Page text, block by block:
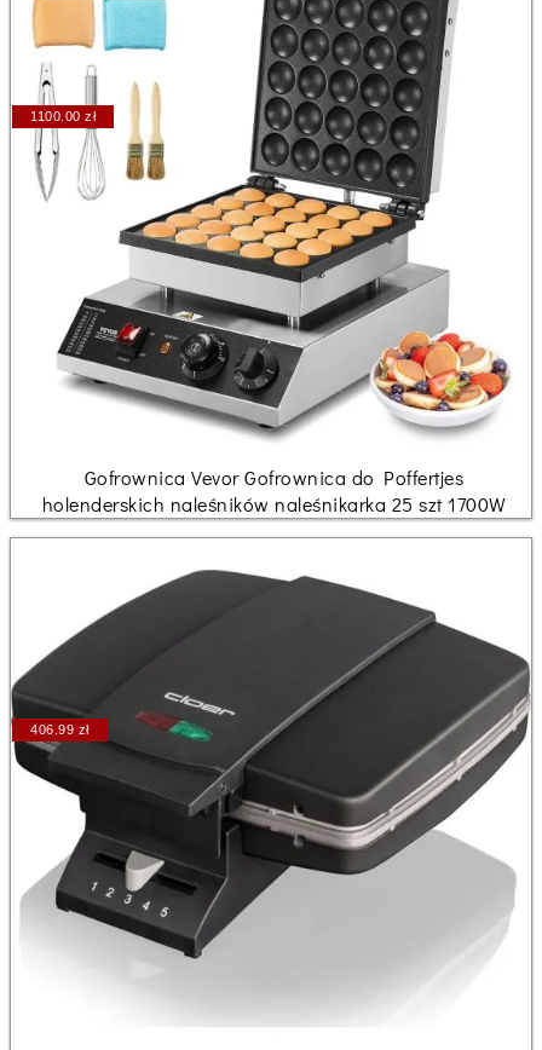
1100.00 zł
Gofrownica Vevor Gofrownica do Poffertjes
holenderskich naleśników naleśnikarka 25 szt 1700W
406.99 zł